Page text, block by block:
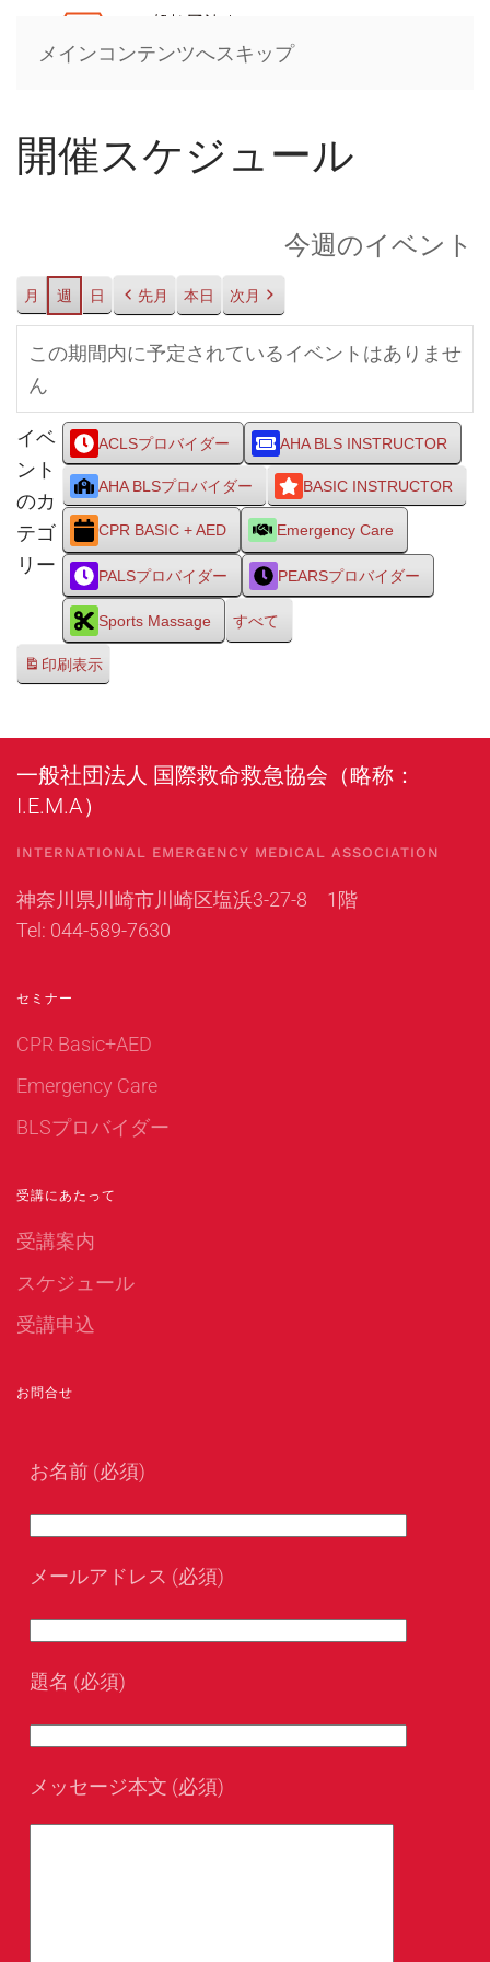
メインコンテンツへスキップ
開催スケジュール
今週のイベント
月 週 日 先月 本日 次月
この期間内に予定されているイベントはありませ
ん
イベ
ント
のカ
テゴ
リー
ACLSプロバイダー AHA BLS INSTRUCTOR
AHA BLSプロバイダー BASIC INSTRUCTOR
CPR BASIC + AED Emergency Care
PALSプロバイダー PEARSプロバイダー
Sports Massage すべて
印刷表示
一般社団法人 国際救命救急協会（略称：
I.E.M.A）
INTERNATIONAL EMERGENCY MEDICAL ASSOCIATION
神奈川県川崎市川崎区塩浜3-27-8 1階
Tel: 044-589-7630
セミナー
CPR Basic+AED
Emergency Care
BLSプロバイダー
受講にあたって
受講案内
スケジュール
受講申込
お問合せ
お名前 (必須)
メールアドレス (必須)
題名 (必須)
メッセージ本文 (必須)